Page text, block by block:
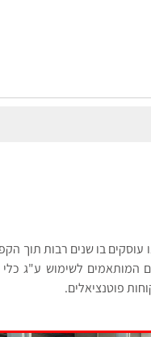
בו שנים רבות תוך
המותאמים לשימוש ע"ג
פוטנציאלים.